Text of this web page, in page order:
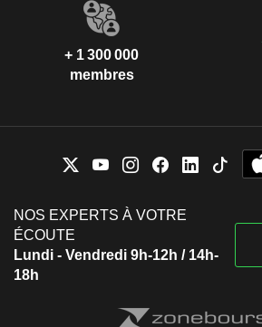
+ 1 300 000
membres
NOS EXPERTS À VOTRE
ÉCOUTE
Lundi - Vendredi 9h-12h / 14h-
18h